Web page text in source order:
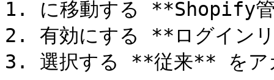
1. に移動する **Shopify管
2. 有効にする **ログイン
3. 選択する **従来** をア